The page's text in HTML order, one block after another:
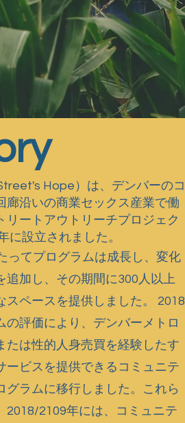
ョンとビ
Hope）は、デンバーのコ
廊沿いの商業セックス産業で働
リートアウトリーチプロジェク
に設立されました。
ってプログラムは成長し、変化
追加し、その期間に300人以上
スペースを提供しました。 2018
の評価により、デンバーメトロ
たは性的人身売買を経験したす
ービスを提供できるコミュニテ
グラムに移行しました。これら
2018/2109年には、コミュニテ